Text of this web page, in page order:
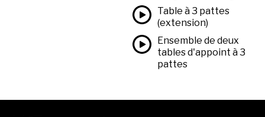
Table à 3 pattes
(extension)
Ensemble de deux
tables d'appoint à 3
pattes